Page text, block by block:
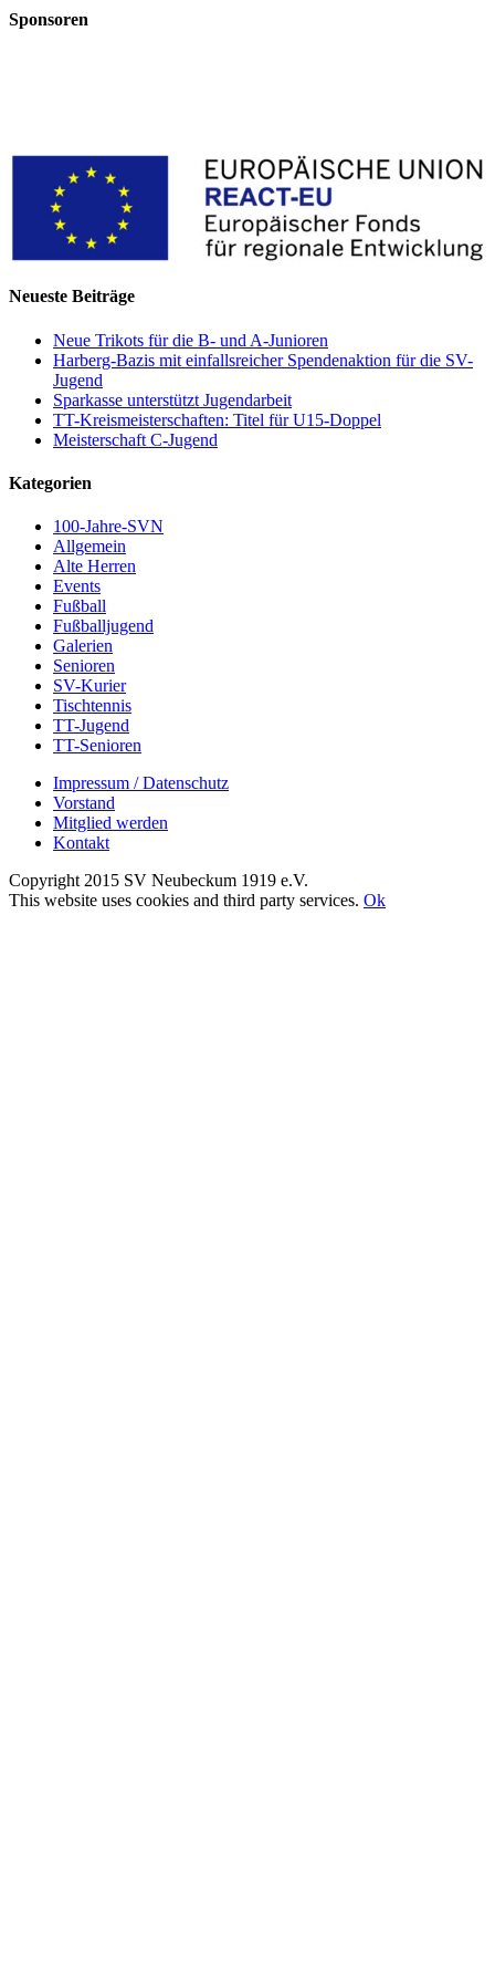
view
Sponsoren
Neueste Beiträge
Neue Trikots für die B- und A-Junioren
Harberg-Bazis mit einfallsreicher Spendenaktion für die SV-
Jugend
Sparkasse unterstützt Jugendarbeit
TT-Kreismeisterschaften: Titel für U15-Doppel
Meisterschaft C-Jugend
Kategorien
100-Jahre-SVN
Allgemein
Alte Herren
Events
Fußball
Fußballjugend
Galerien
Senioren
SV-Kurier
Tischtennis
TT-Jugend
TT-Senioren
Impressum / Datenschutz
Vorstand
Mitglied werden
Kontakt
Copyright 2015 SV Neubeckum 1919 e.V.
Facebook
E-
Toggle
This website uses cookies and third party services. Ok